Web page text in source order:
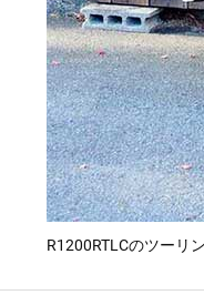
R1200RTLCのツーリ